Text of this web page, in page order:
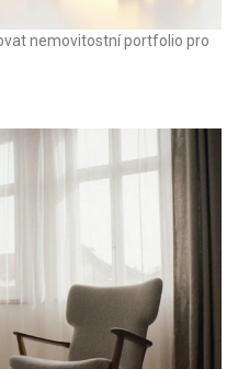
nemovitostní portfolio pro